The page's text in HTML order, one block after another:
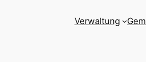
Verwaltung